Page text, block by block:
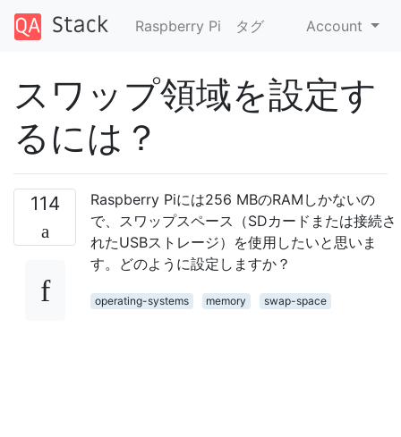
Raspberry Pi タグ Account
スワップ領域を設定す
るには？
114
Raspberry Piには256 MBのRAMしかないの
で、スワップスペース（SDカードまたは接続さ
れたUSBストレージ）を使用したいと思いま
す。どのように設定しますか？
operating-systems memory swap-space